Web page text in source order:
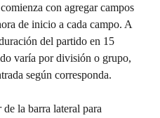
con agregar campos
de inicio a cada campo. A
del partido en 15
varía por división o grupo,
según corresponda.
de la barra lateral para